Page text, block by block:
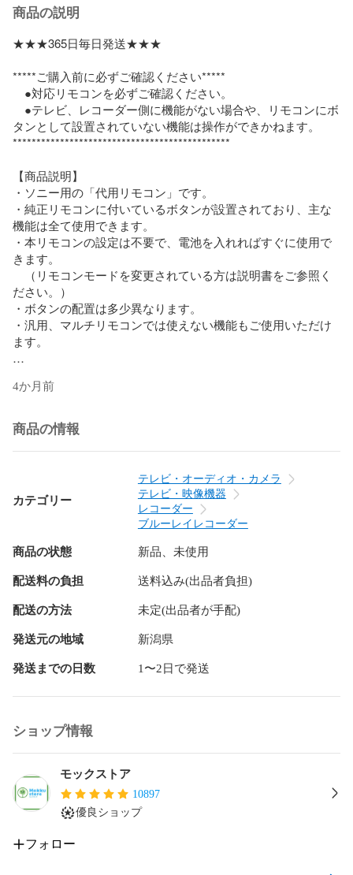
商品の説明
★★★365日毎日発送★★★
*****ご購入前に必ずご確認ください*****
●対応リモコンを必ずご確認ください。
●テレビ、レコーダー側に機能がない場合や、リモコンにボ
タンとして設置されていない機能は操作ができかねます。
**********************************************
【商品説明】
・ソニー用の「代用リモコン」です。
・純正リモコンに付いているボタンが設置されており、主な
機能は全て使用できます。
・本リモコンの設定は不要で、電池を入れればすぐに使用で
きます。
（リモコンモードを変更されている方は説明書をご参照く
ださい。）
・ボタンの配置は多少異なります。
・汎用、マルチリモコンでは使えない機能もご使用いただけ
ます。
★発送方法
●ネコポスでお送りします。
RMT-B006J
BDZ-RS15
BDZ-RX35
BDZ-RX55
BDZ-RX105
4か月前
商品の情報
カテゴリー
テレビ・オーディオ・カメラ
テレビ・映像機器
レコーダー
ブルーレイレコーダー
商品の状態 新品、未使用
配送料の負担 送料込み(出品者負担)
配送の方法 未定(出品者が手配)
発送元の地域 新潟県
発送までの日数 1〜2日で発送
ショップ情報
モックストア
10897
優良ショップ
フォロー